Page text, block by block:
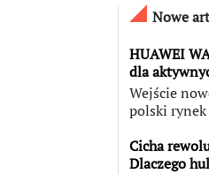
Nowe
HUAWEI
dla
Wejście
polski rynek
Cicha
Dlaczego